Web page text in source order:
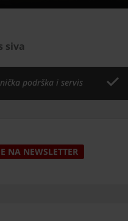
siva
podrška i servis
NA NEWSLETTER